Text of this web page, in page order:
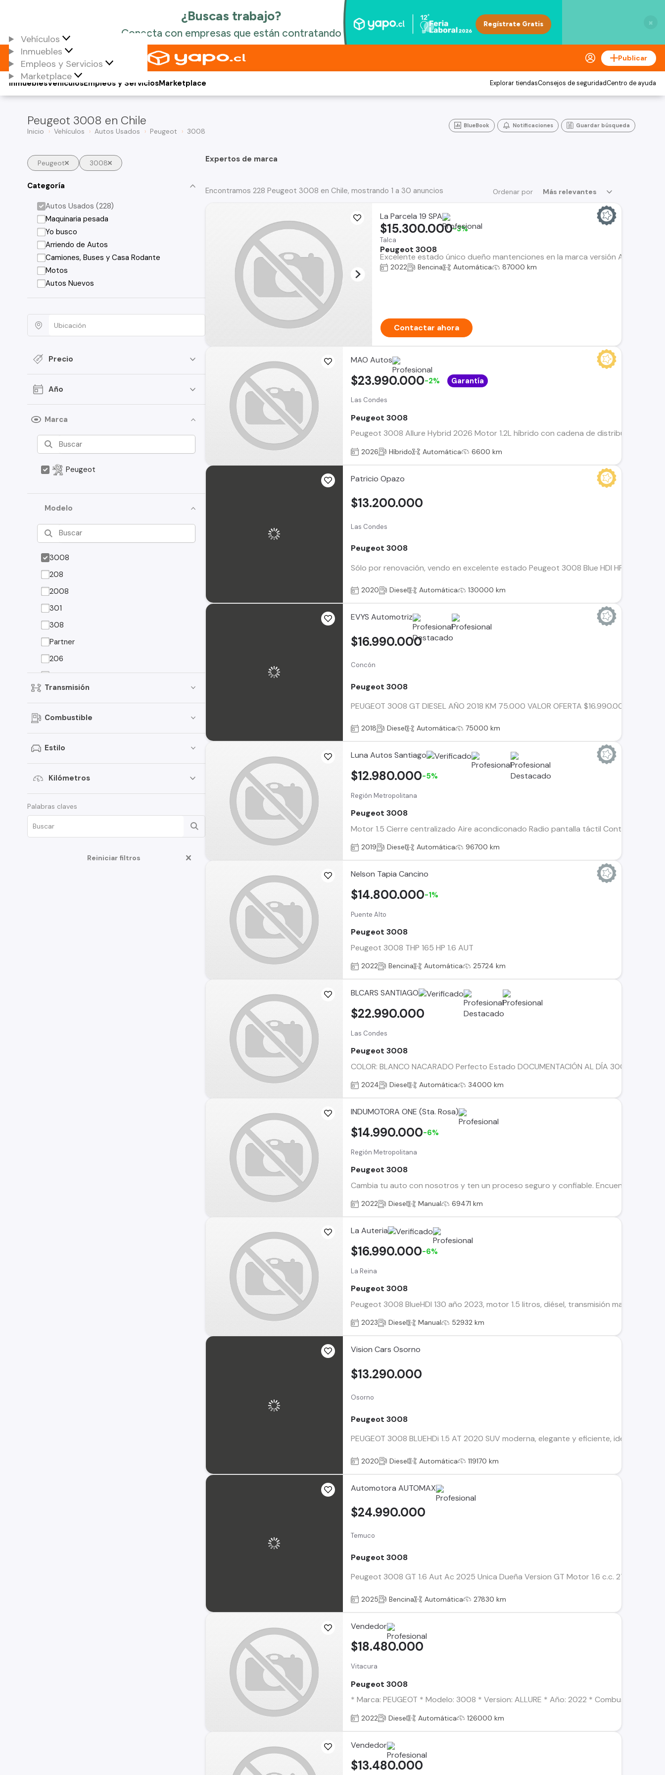
×
Vehículos
Inmuebles
Empleos y Servicios
Marketplace
Publicar
Vehículos
Inmuebles Empleos y ServiciosMarketplace Explorar tiendasConsejos de seguridadCentro de ayuda
Peugeot 3008 en Chile
Inicio Vehículos Autos Usados Peugeot 3008
BlueBook Notificaciones Guardar búsqueda
Peugeot 3008
Categoría
Autos Usados (228)
Maquinaria pesada
Yo busco
Arriendo de Autos
Camiones, Buses y Casa Rodante
Motos
Autos Nuevos
Precio
Año
Marca
Peugeot
Modelo
3008
208
2008
301
308
Partner
206
307
207
306
Expert
508
Rifter
Traveller
Transmisión
Combustible
Estilo
Kilómetros
Palabras claves
Reiniciar filtros
Expertos de marca
Ordenar por Más relevantes
Encontramos 228 Peugeot 3008 en Chile, mostrando 1 a 30 anuncios
La Parcela 19 SPA
Talca
Peugeot 3008
Excelente estado único dueño mantenciones en la marca versión Allure
$15.300.000-3%
2022 Bencina Automática 87000 km
Contactar ahora
MAO Autos
Las Condes
Peugeot 3008
Peugeot 3008 Allure Hybrid 2026 Motor 1.2L híbrido con cadena de distribución
$23.990.000-2% Garantía
2026 Híbrido Automática 6600 km
Patricio Opazo
Las Condes
Peugeot 3008
Sólo por renovación, vendo en excelente estado Peugeot 3008 Blue HDI HP 1.5 AUT,
$13.200.000
2020 Diesel Automática 130000 km
EVYS Automotriz
Concón
Peugeot 3008
PEUGEOT 3008 GT DIESEL AÑO 2018 KM 75.000 VALOR OFERTA $16.990.000
$16.990.000
2018 Diesel Automática 75000 km
Luna Autos Santiago
Región Metropolitana
Peugeot 3008
Motor 1.5 Cierre centralizado Aire acondiconado Radio pantalla táctil Controles de
$12.980.000-5%
2019 Diesel Automática 96700 km
Nelson Tapia Cancino
Puente Alto
Peugeot 3008
Peugeot 3008 THP 165 HP 1.6 AUT
$14.800.000-1%
2022 Bencina Automática 25724 km
BLCARS SANTIAGO
Las Condes
Peugeot 3008
COLOR: BLANCO NACARADO Perfecto Estado DOCUMENTACIÓN AL DÍA 3008 1.5
$22.990.000
2024 Diesel Automática 34000 km
INDUMOTORA ONE (Sta. Rosa)
Región Metropolitana
Peugeot 3008
Cambia tu auto con nosotros y ten un proceso seguro y confiable. Encuentra el ideal
$14.990.000-6%
2022 Diesel Manual 69471 km
La Auteria
La Reina
Peugeot 3008
Peugeot 3008 BlueHDI 130 año 2023, motor 1.5 litros, diésel, transmisión manual de
$16.990.000-6%
2023 Diesel Manual 52932 km
Vision Cars Osorno
Osorno
Peugeot 3008
PEUGEOT 3008 BLUEHDi 1.5 AT 2020 SUV moderna, elegante y eficiente, ideal
$13.290.000
2020 Diesel Automática 119170 km
Automotora AUTOMAX
Temuco
Peugeot 3008
Peugeot 3008 GT 1.6 Aut Ac 2025 Unica Dueña Version GT Motor 1.6 c.c. 27.830
$24.990.000
2025 Bencina Automática 27830 km
Vendedor
Vitacura
Peugeot 3008
* Marca: PEUGEOT * Modelo: 3008 * Version: ALLURE * Año: 2022 * Combustible:
$18.480.000
2022 Diesel Automática 126000 km
Vendedor
$13.480.000